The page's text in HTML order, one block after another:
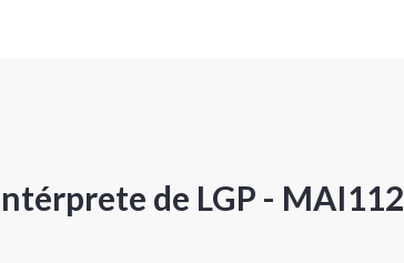
de LGP - MAI112